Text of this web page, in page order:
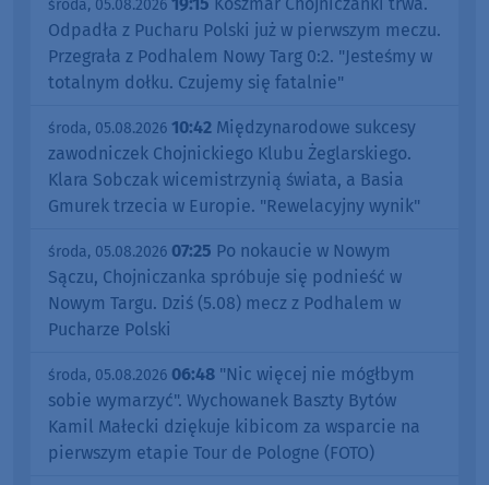
środa, 05.08.2026 19:15 Koszmar Chojniczanki trwa.
Odpadła z Pucharu Polski już w pierwszym meczu.
Przegrała z Podhalem Nowy Targ 0:2. "Jesteśmy w
totalnym dołku. Czujemy się fatalnie"
środa, 05.08.2026 10:42 Międzynarodowe sukcesy
zawodniczek Chojnickiego Klubu Żeglarskiego.
Klara Sobczak wicemistrzynią świata, a Basia
Gmurek trzecia w Europie. "Rewelacyjny wynik"
środa, 05.08.2026 07:25 Po nokaucie w Nowym
Sączu, Chojniczanka spróbuje się podnieść w
Nowym Targu. Dziś (5.08) mecz z Podhalem w
Pucharze Polski
środa, 05.08.2026 06:48 "Nic więcej nie mógłbym
sobie wymarzyć". Wychowanek Baszty Bytów
Kamil Małecki dziękuje kibicom za wsparcie na
pierwszym etapie Tour de Pologne (FOTO)